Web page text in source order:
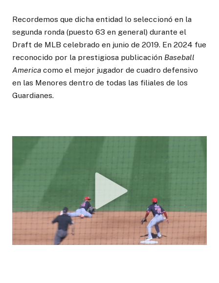
Recordemos que dicha entidad lo seleccionó en la
segunda ronda (puesto 63 en general) durante el
Draft de MLB celebrado en junio de 2019. En 2024 fue
reconocido por la prestigiosa publicación Baseball
America como el mejor jugador de cuadro defensivo
en las Menores dentro de todas las filiales de los
Guardianes.